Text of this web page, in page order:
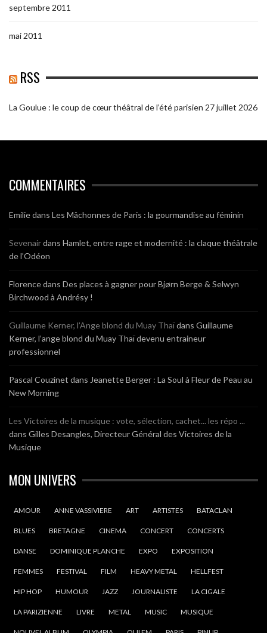
septembre 2011
mai 2011
RSS
La Goulue : le coup de cœur théâtral de l’été parisien 27 juillet 2026
COMMENTAIRES
Emiliedans Les Mâchonnes de Paris : la gourmandise au féminin
Sevenairdans Hamlet, entre rage et modernité : la claque théâtrale
de l’Odéon
Florencedans Des places à gagner pour Bjørn Berge & Selwyn
Birchwood à Andrésy !
Guillaume Kerner, l’Ange blond du Muay Thaïdans Guillaume
Kerner, l’ange blond du Muay Thaï devenu entraineur
professionnel
Pascal Couzinet dans Jeanette Berger : La Soul à Fleur de Peau au
New Morning
Les Victoires de la musique : vote, sélection, cachet... les répo ...
dans Gilles Desangles, Directeur Général des Victoires de la
Musique
MON UNIVERS
AMOUR ANNE VASSIVIERE ART ARTISTES BATACLAN
BLUES BRETAGNE CINEMA CONCERT CONCERTS
DANSE DOMINIQUE PLANCHE EXPO EXPOSITION
FEMMES FESTIVAL FILM HEAVY METAL HELLFEST
HIP HOP HUMOUR JAZZ JOURNALISTE LA CIGALE
LA PARIZIENNE LIVRE METAL MUSIC MUSIQUE